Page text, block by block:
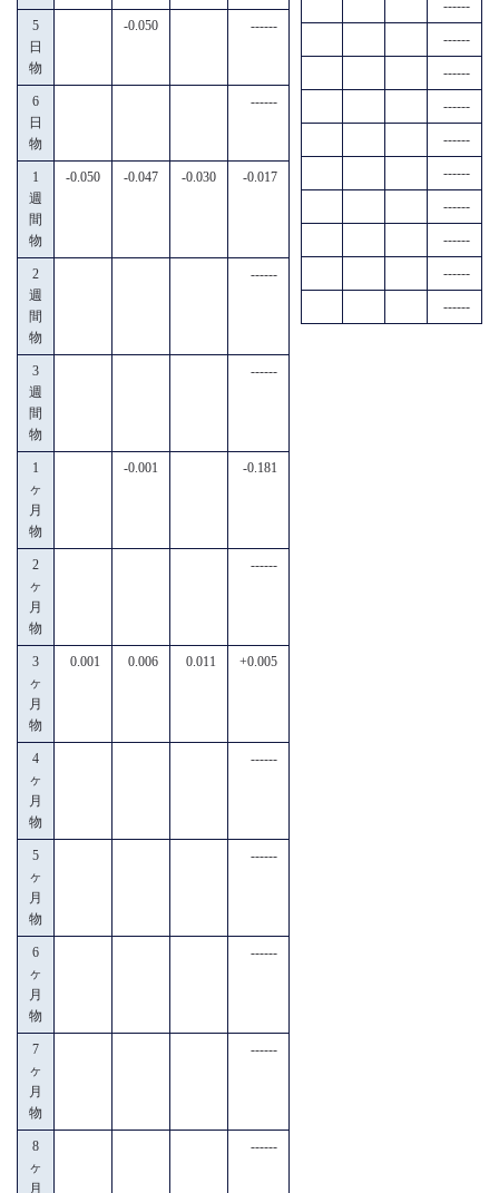
5
日
物
-0.050 ------
6
日
物
------
1
週
間
物
-0.050 -0.047 -0.030 -0.017
2
週
間
物
------
3
週
間
物
------
1
ヶ
月
物
-0.001 -0.181
2
ヶ
月
物
------
3
ヶ
月
物
0.001 0.006 0.011 +0.005
4
ヶ
月
物
------
5
ヶ
月
物
------
6
ヶ
月
物
------
7
ヶ
月
物
------
8
ヶ
月
------
------
------
------
------
------
------
------
------
------
------